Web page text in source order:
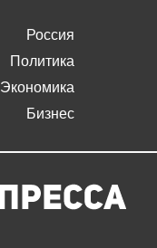
Россия
Политика
Экономика
Бизнес